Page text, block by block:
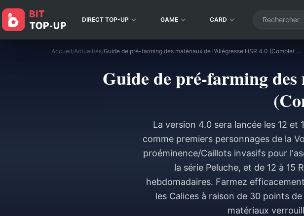
DIRECT TOP-UP GAME CARD
Accueil/Actualités/ Guide de pré-farming des matériaux de l'Allégresse HSR 4.0 (Complet 2026)
Guide de pré-farming
La version 4.0 sera lancée les 12
comme premiers personnages de la
proéminence/Caillots invasifs pour
la série Peluche, et de 12 à 15
hebdomadaires. Farmez
les Calices à raison de 30 points
matériaux